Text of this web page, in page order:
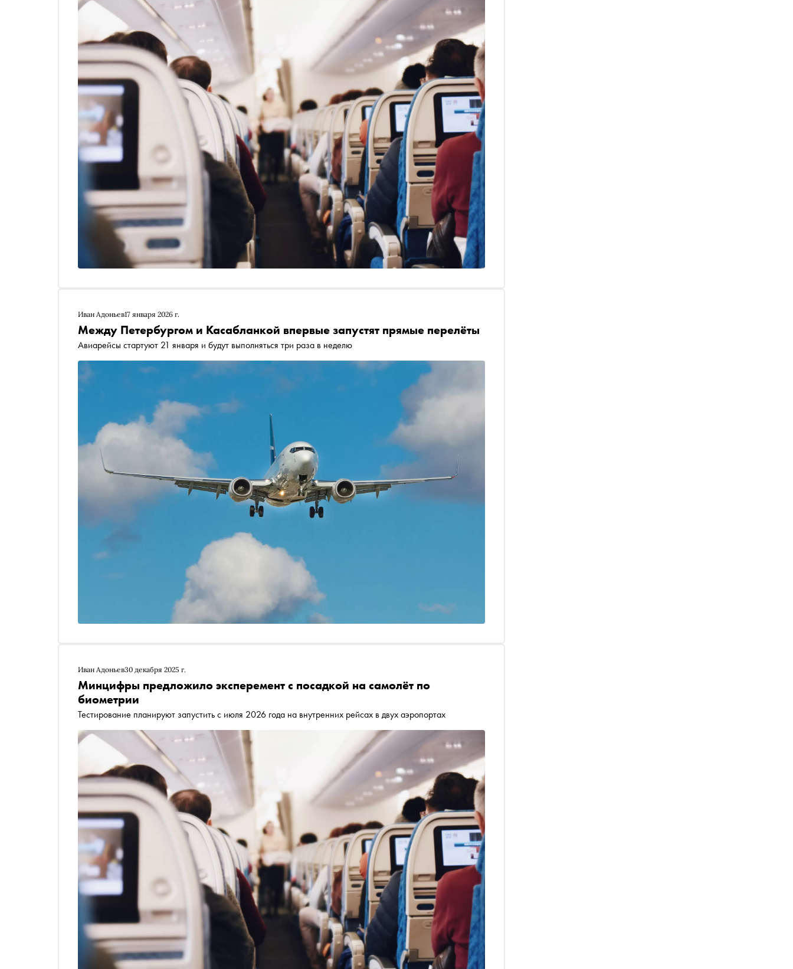
Иван Адоньев17 января 2026 г.
Между Петербургом и Касабланкой впервые запустят прямые перелёты
Авиарейсы стартуют 21 января и будут выполняться три раза в неделю
Иван Адоньев30 декабря 2025 г.
Минцифры предложило эксперемент с посадкой на самолёт по
биометрии
Тестирование планируют запустить с июля 2026 года на внутренних рейсах в двух аэропортах